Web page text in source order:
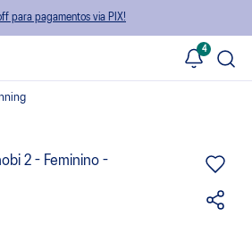
para pagamentos via PIX!
4
2 - Feminino -